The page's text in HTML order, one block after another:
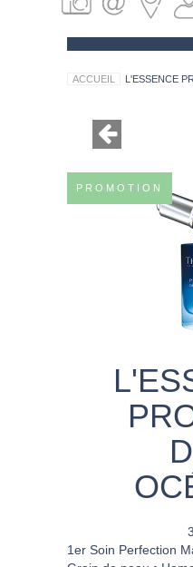
PRODUITS
GUIDE CADEAUX
ACCUEIL L'ESSENCE
PROMOTION
1er Soin Perfection